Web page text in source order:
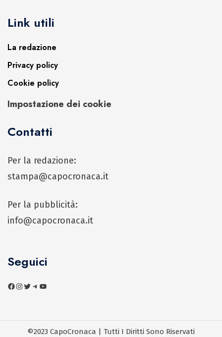
Link utili
La redazione
Privacy policy
Cookie policy
Impostazione dei cookie
Contatti
Per la redazione:
stampa@capocronaca.it
Per la pubblicità:
info@capocronaca.it
Seguici
©2023 CapoCronaca | Tutti I Diritti Sono Riservati